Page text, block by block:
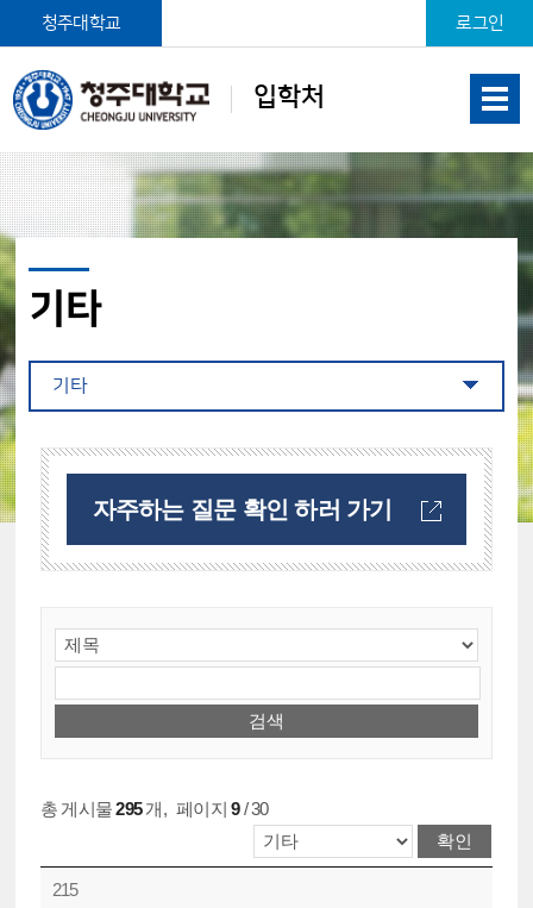
입학처
청주대학교 로그인
기타
기타
자주하는 질문 확인 하러 가기
총 게시물295개, 페이지9/ 30
215